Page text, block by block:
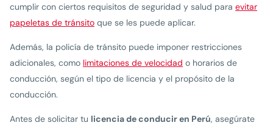
cumplir con ciertos requisitos de seguridad y salud para evitar
papeletas de tránsito que se les puede aplicar.
Además, la policía de tránsito puede imponer restricciones
adicionales, como limitaciones de velocidad o horarios de
conducción, según el tipo de licencia y el propósito de la
conducción.
Antes de solicitar tu licencia de conducir en Perú, asegúrate